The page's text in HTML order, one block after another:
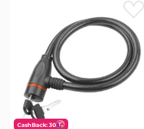
CashBack: 30